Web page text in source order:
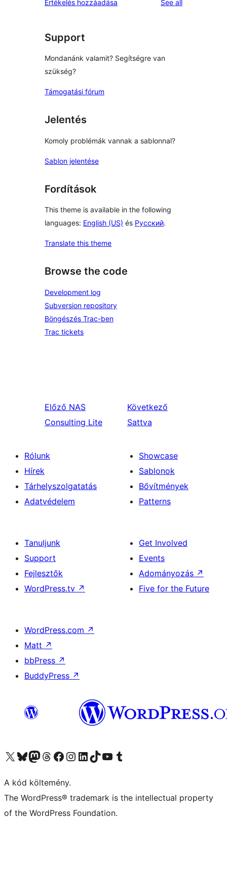
Értékelés hozzáadása See all
Support
Mondanánk valamit? Segítségre van
szükség?
Támogatási fórum
Jelentés
Komoly problémák vannak a sablonnal?
Sablon jelentése
Fordítások
This theme is available in the following
languages: English (US) és Русский.
Translate this theme
Browse the code
Development log
Subversion repository
Böngészés Trac-ben
Trac tickets
Előző NAS
Consulting Lite
Következő
Sattva
Rólunk
Hírek
Tárhelyszolgatatás
Adatvédelem
Showcase
Sablonok
Bővítmények
Patterns
Tanuljunk
Support
Fejlesztők
WordPress.tv ↗
Get Involved
Events
Adományozás ↗
Five for the Future
WordPress.com ↗
Matt ↗
bbPress ↗
BuddyPress ↗
Visit our X (formerly Twitter) account
Visit our Bluesky account
Twitter csatornánk
Visit our Threads account
Facebook oldalunk megtekintése
Visit our Instagram account
Visit our LinkedIn account
Visit our TikTok account
Visit our YouTube channel
Visit our Tumblr account
A kód költemény.
The WordPress® trademark is the intellectual property
of the WordPress Foundation.